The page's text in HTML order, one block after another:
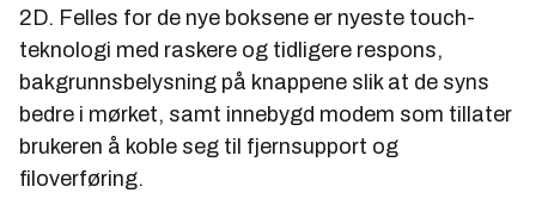
2D. Felles for de nye boksene er nyeste touch-
teknologi med raskere og tidligere respons,
bakgrunnsbelysning på knappene slik at de syns
bedre i mørket, samt innebygd modem som tillater
brukeren å koble seg til fjernsupport og
filoverføring.